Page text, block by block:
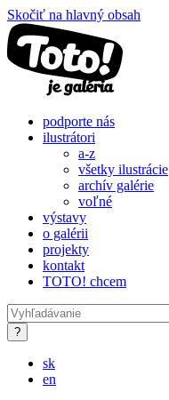
Skočiť na hlavný obsah
podporte nás
ilustrátori
a-z
všetky ilustrácie
archív galérie
voľné
výstavy
o galérii
projekty
kontakt
TOTO! chcem
sk
en